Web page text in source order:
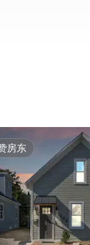
房东
房东